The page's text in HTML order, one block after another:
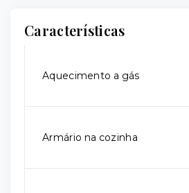
Características
Aquecimento a gás
Armário na cozinha